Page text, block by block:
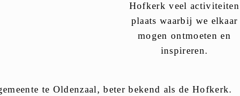
Hofkerk veel activiteiten
plaats waarbij we elkaar
mogen ontmoeten en
inspireren.
te Oldenzaal, beter bekend als de Hofkerk.